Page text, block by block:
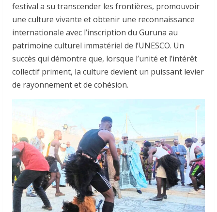
festival a su transcender les frontières, promouvoir
une culture vivante et obtenir une reconnaissance
internationale avec l’inscription du Guruna au
patrimoine culturel immatériel de l’UNESCO. Un
succès qui démontre que, lorsque l’unité et l’intérêt
collectif priment, la culture devient un puissant levier
de rayonnement et de cohésion.